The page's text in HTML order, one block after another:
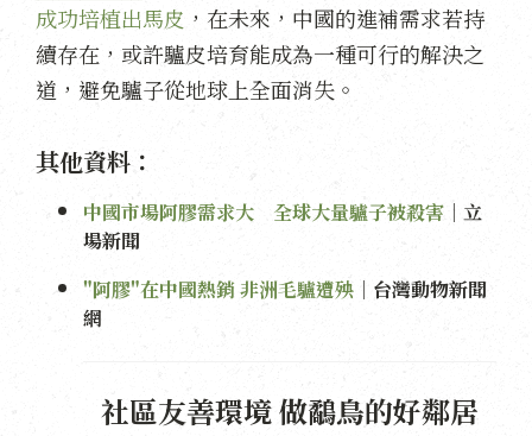
成功培植出馬皮 ，在未來，中國的進補需求若持
續存在，或許驢皮培育能成為一種可行的解決之
道，避免驢子從地球上全面消失。
其他資料：
中國市場阿膠需求大 全球大量驢子被殺害 ｜立
場新聞
"阿膠"在中國熱銷 非洲毛驢遭殃 ｜台灣動物新聞
網
社區友善環境 做鷸鳥的好鄰居